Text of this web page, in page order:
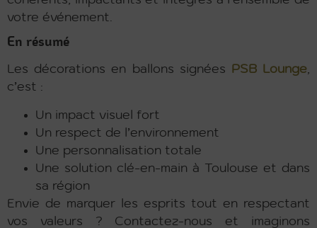
votre événement.
En résumé
Les décorations en ballons signées PSB Lounge
c’est :
Un impact visuel fort
Un respect de l’environnement
Une personnalisation totale
Une solution clé-en-main à Toulouse et dans
sa région
Envie de marquer les esprits tout en respectant
vos valeurs ? Contactez-nous et imaginons